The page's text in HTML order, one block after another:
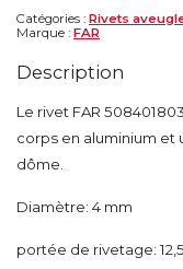
Catégories : Rivets
Marque : FAR
Description
Le rivet FAR
corps en aluminium et
dôme.
Diamètre: 4 mm
portée de rivetage: